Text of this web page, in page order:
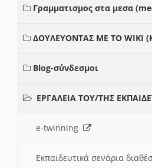
Γραμματισμος στα μεσα
ΔΟΥΛΕΥΟΝΤΑΣ ΜΕ ΤΟ WIKI
Blog-σύνδεσμοι
ΕΡΓΑΛΕΙΑ ΤΟΥ/ΤΗΣ
e-twinning
Εκπαιδευτικά σενάρια